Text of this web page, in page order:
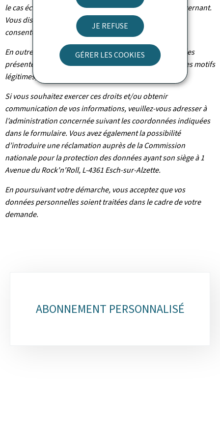
JE REFUSE
GÉRER LES COOKIES
le cas échéant d’effacement des informations vous concernant.
Vous disposez également du droit de retirer votre
consentement à tout moment.
En outre et excepté le cas où le traitement de vos données
présente un caractère obligatoire, vous pouvez, pour des motifs
légitimes, vous y opposer.
Si vous souhaitez exercer ces droits et/ou obtenir
communication de vos informations, veuillez-vous adresser à
l’administration concernée suivant les coordonnées indiquées
dans le formulaire. Vous avez également la possibilité
d’introduire une réclamation auprès de la Commission
nationale pour la protection des données ayant son siège à 1
Avenue du Rock'n'Roll, L-4361 Esch-sur-Alzette.
En poursuivant votre démarche, vous acceptez que vos
données personnelles soient traitées dans le cadre de votre
demande.
rubriquesABONNEMENT PERSONNALISÉ